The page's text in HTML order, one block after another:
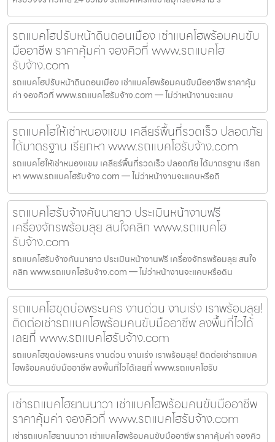
รถแบคโฮปรับหน้าดินดอนเมือง เช่าแบคโฮพร้อมคนขับ
มืออาชีพ ราคาคุ้มค่า จองคิวที่ www.รถแบคโฮ
รับจ้าง.com
รถแบคโฮปรับหน้าดินดอนเมือง เช่าแบคโฮพร้อมคนขับมืออาชีพ ราคาคุ้ม
ค่า จองคิวที่ www.รถแบคโฮรับจ้าง.com — ไม่ว่าหน้างานจะแคบ
รถแบคโฮให้เช่าหนองแขม เคลียร์พื้นที่รวดเร็ว ปลอดภัย
ได้มาตรฐาน เรียกหา www.รถแบคโฮรับจ้าง.com
รถแบคโฮให้เช่าหนองแขม เคลียร์พื้นที่รวดเร็ว ปลอดภัย ได้มาตรฐาน เรียก
หา www.รถแบคโฮรับจ้าง.com — ไม่ว่าหน้างานจะแคบหรือดิ
รถแบคโฮรับจ้างคันนายาว ประเมินหน้างานฟรี
เครื่องจักรพร้อมลุย สนใจคลิก www.รถแบคโฮ
รับจ้าง.com
รถแบคโฮรับจ้างคันนายาว ประเมินหน้างานฟรี เครื่องจักรพร้อมลุย สนใจ
คลิก www.รถแบคโฮรับจ้าง.com — ไม่ว่าหน้างานจะแคบหรือดิน
รถแบคโฮขุดบ่อพระนคร งานด่วน งานเร่ง เราพร้อมลุย!
ติดต่อเช่ารถแบคโฮพร้อมคนขับมืออาชีพ ลงพื้นที่ไวได้
เลยที่ www.รถแบคโฮรับจ้าง.com
รถแบคโฮขุดบ่อพระนคร งานด่วน งานเร่ง เราพร้อมลุย! ติดต่อเช่ารถแบค
โฮพร้อมคนขับมืออาชีพ ลงพื้นที่ไวได้เลยที่ www.รถแบคโฮรับ
เช่ารถแบคโฮยานนาวา เช่าแบคโฮพร้อมคนขับมืออาชีพ
ราคาคุ้มค่า จองคิวที่ www.รถแบคโฮรับจ้าง.com
เช่ารถแบคโฮยานนาวา เช่าแบคโฮพร้อมคนขับมืออาชีพ ราคาคุ้มค่า จองคิว